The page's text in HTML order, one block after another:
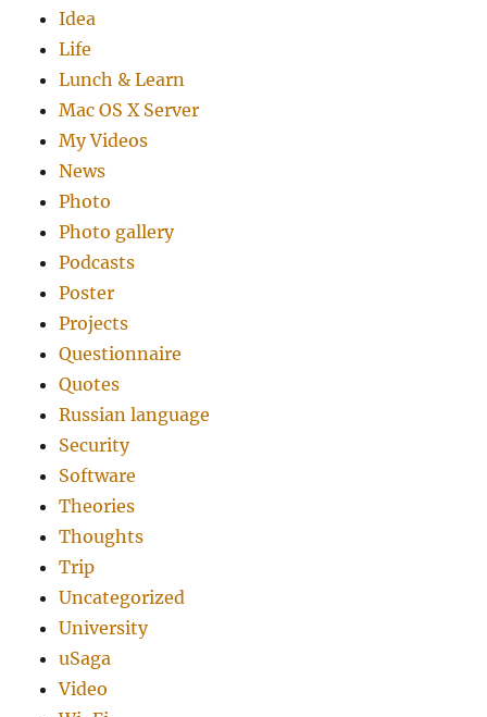
Idea
Life
Lunch & Learn
Mac OS X Server
My Videos
News
Photo
Photo gallery
Podcasts
Poster
Projects
Questionnaire
Quotes
Russian language
Security
Software
Theories
Thoughts
Trip
Uncategorized
University
uSaga
Video